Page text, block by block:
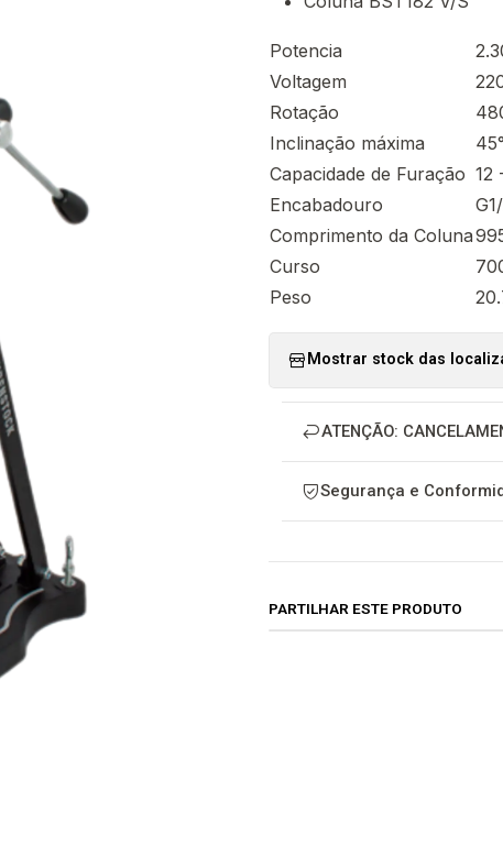
Potencia
Voltagem
Rotação
Inclinação máxima
45°
Capacidade de Furação 12
Encabadouro
Comprimento da Coluna
Curso
Peso
Mostrar stock das
ATENÇÃO:
Segurança e
PARTILHAR ESTE PRODUTO